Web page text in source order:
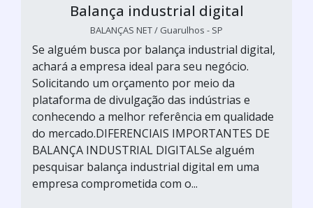
Balança industrial digital
BALANÇAS NET / Guarulhos - SP
Se alguém busca por balança industrial digital,
achará a empresa ideal para seu negócio.
Solicitando um orçamento por meio da
plataforma de divulgação das indústrias e
conhecendo a melhor referência em qualidade
do mercado.DIFERENCIAIS IMPORTANTES DE
BALANÇA INDUSTRIAL DIGITALSe alguém
pesquisar balança industrial digital em uma
empresa comprometida com o...